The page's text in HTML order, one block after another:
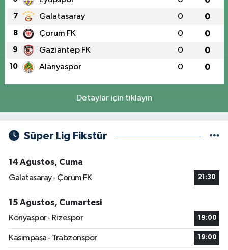
7 Galatasaray 0 0
8 Çorum FK 0 0
9 Gaziantep FK 0 0
10 Alanyaspor 0 0
Detaylar için tıklayın
Süper Lig Fikstür
14 Ağustos, Cuma
Galatasaray - Çorum FK
21:30
15 Ağustos, Cumartesi
Konyaspor - Rizespor
19:00
Kasımpaşa - Trabzonspor 19:00